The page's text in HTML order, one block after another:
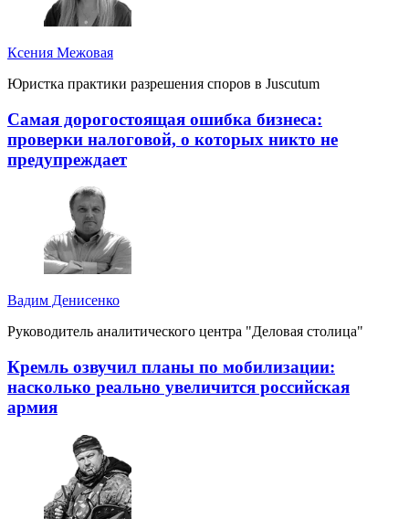
Ксения Межовая
Юристка практики разрешения споров в Juscutum
Самая дорогостоящая ошибка бизнеса:
проверки налоговой, о которых никто не
предупреждает
Вадим Денисенко
Руководитель аналитического центра "Деловая столица"
Кремль озвучил планы по мобилизации:
насколько реально увеличится российская
армия